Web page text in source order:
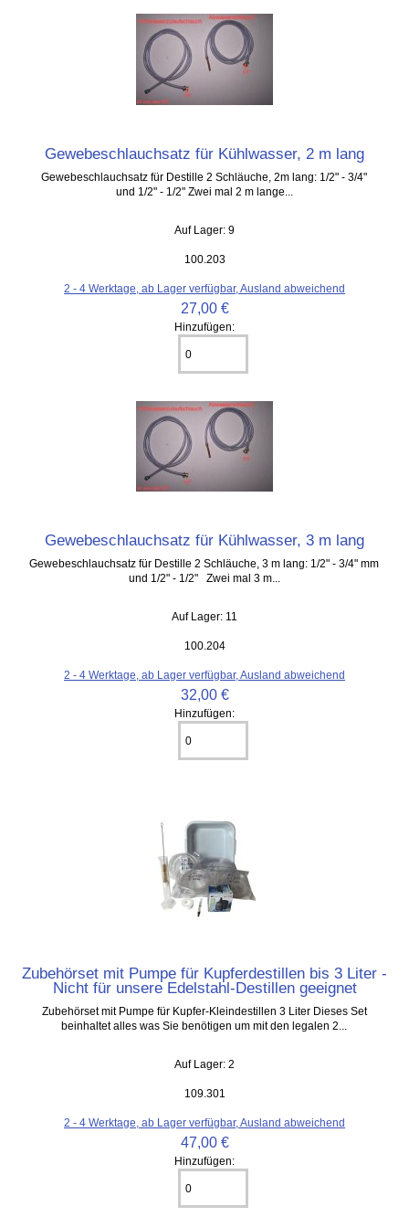
Gewebeschlauchsatz für Kühlwasser, 2 m lang
Gewebeschlauchsatz für Destille 2 Schläuche, 2m lang: 1/2" - 3/4"
und 1/2" - 1/2" Zwei mal 2 m lange...
Auf Lager: 9
100.203
2 - 4 Werktage, ab Lager verfügbar, Ausland abweichend
27,00 €
Hinzufügen:
Gewebeschlauchsatz für Kühlwasser, 3 m lang
Gewebeschlauchsatz für Destille 2 Schläuche, 3 m lang: 1/2" - 3/4" mm
und 1/2" - 1/2" Zwei mal 3 m...
Auf Lager: 11
100.204
2 - 4 Werktage, ab Lager verfügbar, Ausland abweichend
32,00 €
Hinzufügen:
Zubehörset mit Pumpe für Kupferdestillen bis 3 Liter -
Nicht für unsere Edelstahl-Destillen geeignet
Zubehörset mit Pumpe für Kupfer-Kleindestillen 3 Liter Dieses Set
beinhaltet alles was Sie benötigen um mit den legalen 2...
Auf Lager: 2
109.301
2 - 4 Werktage, ab Lager verfügbar, Ausland abweichend
47,00 €
Hinzufügen: